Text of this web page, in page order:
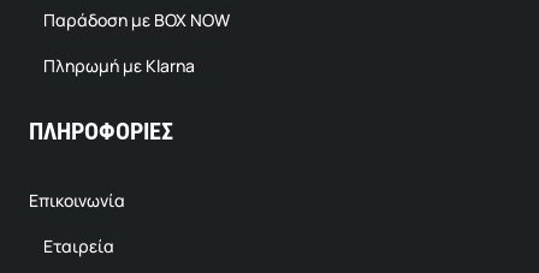
Παράδοση με BOX NOW
Πληρωμή με Klarna
ΠΛΗΡΟΦΟΡΙΕΣ
Επικοινωνία
Εταιρεία